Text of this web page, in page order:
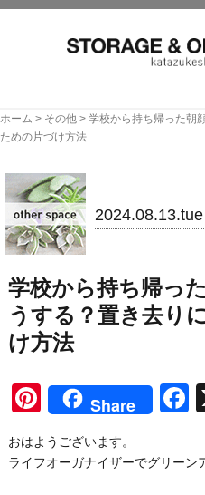
ホーム > その他 > 学校から持ち帰った朝
ための片づけ方法
2024.08.13.tue
学校から持ち帰っ
うする？置き去り
け方法
Pinterest
Share
おはようございます。
ライフオーガナイザーでグリーン